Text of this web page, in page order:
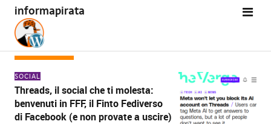
informapirata
TAG:META
SOCIAL
Threads, il social che ti molesta:
benvenuti in FFF, il Finto Fediverso
di Facebook (e non provate a uscire)